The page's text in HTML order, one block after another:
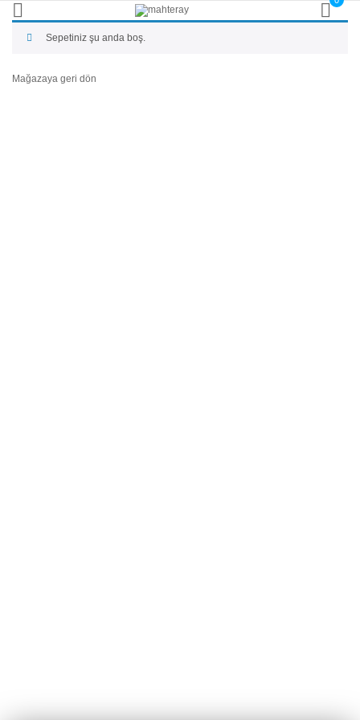
Sepetiniz şu anda boş.
Mağazaya geri dön